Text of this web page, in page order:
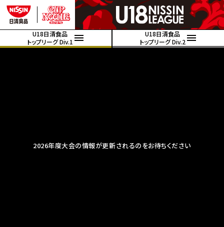
U18日清食品
トップリーグ Div.1
U18日清食品
トップリーグ Div.2
2026年度大会の情報が更新されるのをお待ちください